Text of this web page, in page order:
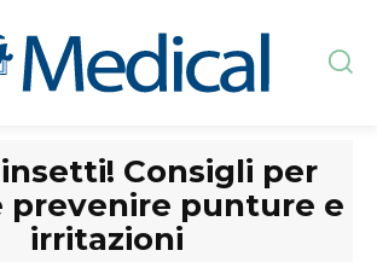
Consigli per
prevenire punture e
irritazioni